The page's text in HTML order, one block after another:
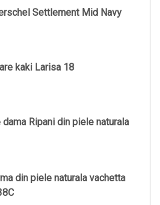
Settlement Mid Navy
kaki Larisa 18
dama Ripani din piele naturala
din piele naturala vachetta